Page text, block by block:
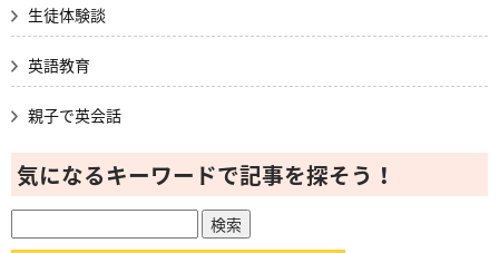
生徒体験談
英語教育
親子で英会話
気になるキーワードで記事を探そう！